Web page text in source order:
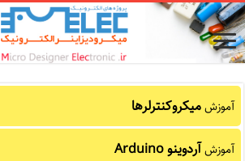
آموزشمیکروکنترلرها
آموزشآردوینو Arduino